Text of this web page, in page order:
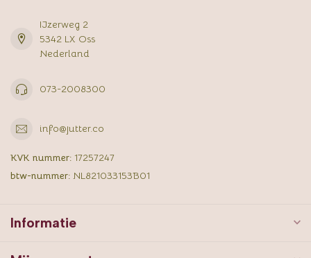
IJzerweg 2
5342 LX Oss
Nederland
073-2008300
info@jutter.co
KVK nummer: 17257247
btw-nummer: NL821033153B01
Informatie